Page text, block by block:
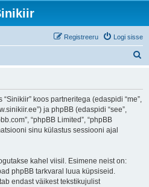
Logi sisse
Registreeru
koos partneritega (edaspidi “me”,
ja phpBB (edaspidi “see”,
“phpBB Limited”, “phpBB
sinu külastus sessiooni ajal
kahel viisil. Esimene neist on:
phpBB tarkvaral luua küpsiseid.
endast väikest tekstikujulist